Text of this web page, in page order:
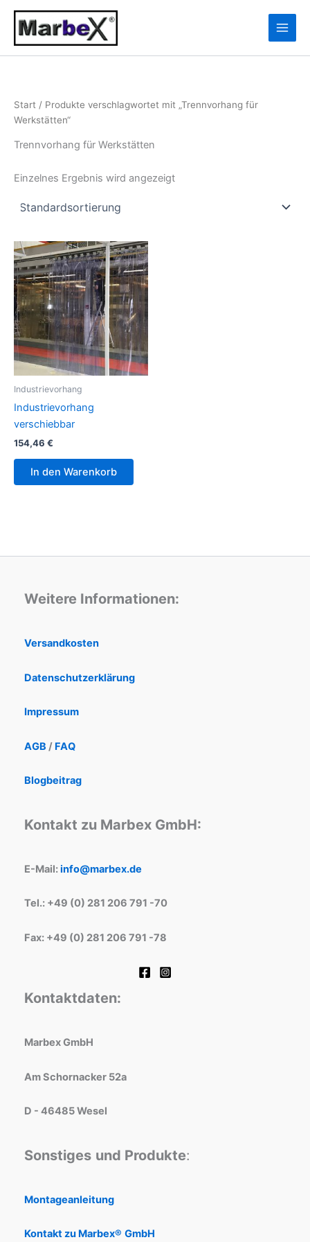
Zum
Inhalt
springen
Start / Produkte verschlagwortet mit „Trennvorhang für
Werkstätten“
Trennvorhang für Werkstätten
Einzelnes Ergebnis wird angezeigt
Industrievorhang
Industrievorhang
verschiebbar
154,46 €
In den Warenkorb
Weitere Informationen:
Versandkosten
Datenschutzerklärung
Impressum
AGB / FAQ
Blogbeitrag
Kontakt zu Marbex GmbH:
E-Mail:info@marbex.de
Tel.: +49 (0) 281 206 791 -70
Fax: +49 (0) 281 206 791 -78
Kontaktdaten:
Marbex GmbH
Am Schornacker 52a
D - 46485 Wesel
Sonstiges und Produkte:
Montageanleitung
Kontakt zu Marbex® GmbH